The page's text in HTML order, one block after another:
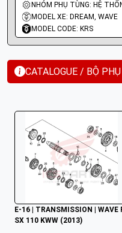
MODEL XE: DREAM, WAVE
MODEL CODE: KRS
CATALOGUE / BỘ
E-16 | TRANSMISSION | WAVE
SX 110 KWW (2013)